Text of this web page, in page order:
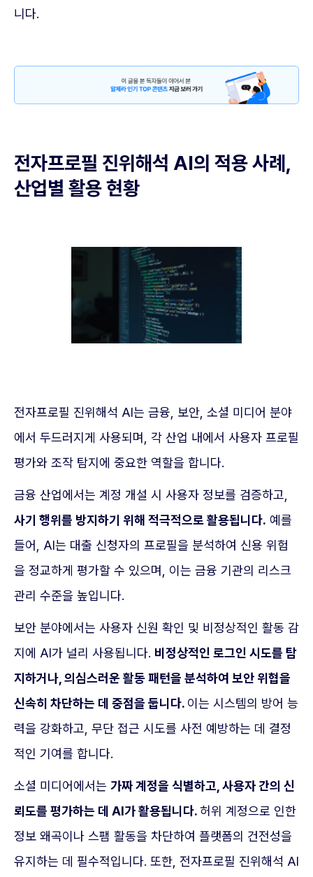
니다.
전자프로필 진위해석 AI의 적용 사례,
산업별 활용 현황
전자프로필 진위해석 AI는 금융, 보안, 소셜 미디어 분야
에서 두드러지게 사용되며, 각 산업 내에서 사용자 프로필
평가와 조작 탐지에 중요한 역할을 합니다.
금융 산업에서는 계정 개설 시 사용자 정보를 검증하고,
사기 행위를 방지하기 위해 적극적으로 활용됩니다. 예를
들어, AI는 대출 신청자의 프로필을 분석하여 신용 위험
을 정교하게 평가할 수 있으며, 이는 금융 기관의 리스크
관리 수준을 높입니다.
보안 분야에서는 사용자 신원 확인 및 비정상적인 활동 감
지에 AI가 널리 사용됩니다. 비정상적인 로그인 시도를 탐
지하거나, 의심스러운 활동 패턴을 분석하여 보안 위협을
신속히 차단하는 데 중점을 둡니다. 이는 시스템의 방어 능
력을 강화하고, 무단 접근 시도를 사전 예방하는 데 결정
적인 기여를 합니다.
소셜 미디어에서는 가짜 계정을 식별하고, 사용자 간의 신
뢰도를 평가하는 데 AI가 활용됩니다.허위 계정으로 인한
정보 왜곡이나 스팸 활동을 차단하여 플랫폼의 건전성을
유지하는 데 필수적입니다. 또한, 전자프로필 진위해석 AI